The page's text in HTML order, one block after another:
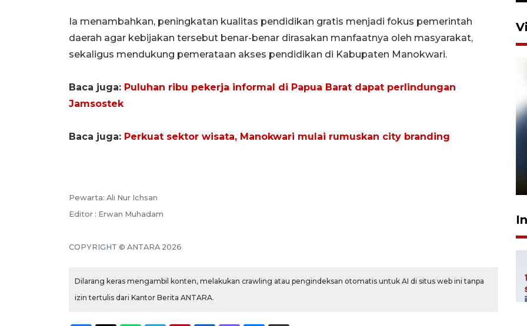
Ia menambahkan, peningkatan kualitas pendidikan gratis menjadi fokus pemerintah
daerah agar kebijakan tersebut benar-benar dirasakan manfaatnya oleh masyarakat,
sekaligus mendukung pemerataan akses pendidikan di Kabupaten Manokwari.
Baca juga: Puluhan ribu pekerja informal di Papua Barat dapat perlindungan
Jamsostek
Baca juga: Perkuat sektor wisata, Manokwari mulai rumuskan city branding
Pewarta: Ali Nur Ichsan
Editor : Erwan Muhadam
COPYRIGHT © ANTARA 2026
Dilarang keras mengambil konten, melakukan crawling atau pengindeksan otomatis untuk AI di situs web ini tanpa
izin tertulis dari Kantor Berita ANTARA.